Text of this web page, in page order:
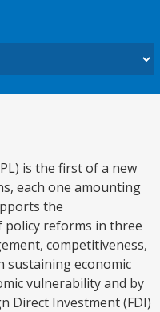
is the first of a new
each one amounting
the
reforms in three
competitiveness,
sustaining economic
vulnerability and by
Direct Investment (FDI)